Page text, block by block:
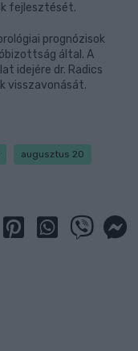
fejlesztését.
prognózisok
által. A
idejére dr. Radics
visszavonását.
augusztus 20